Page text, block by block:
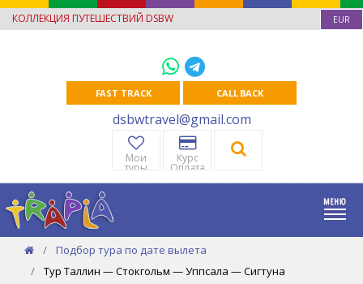
КОЛЛЕКЦИЯ ПУТЕШЕСТВИЙ DSBW EUR
FAST TRACK CALL BACK
dsbwtravel@gmail.com
Мои
туры
Курс
Оплата
Подбор тура по дате вылета
Тур Таллин — Стокгольм — Уппсала — Сигтуна